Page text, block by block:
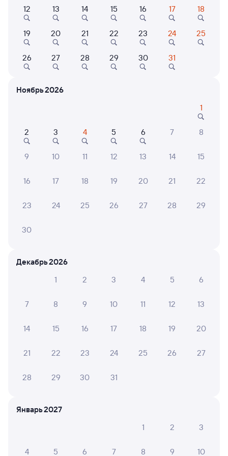
Самый быстрый
092М Таврия Проходящий 8,7
09:43 11:15
Маршрут
Плацкарт
от 1 ⁠507 ⁠₽
Купе
1 ⁠984 ⁠₽ 5 ⁠466 ⁠₽
Выберите дату
Искать билеты
Отели в Севастополе
Путешественникам нравятся эти варианты
10
Турбаза Отель
Отзывы пассажиров Туту о поездах
12 13 14 15 16 17 18
19 20 21 22 23 24 25
26 27 28 29 30 31
Ноябрь 2026
1
2 3 4 5 6 7 8
9 10 11 12 13 14 15
16 17 18 19 20 21 22
23 24 25 26 27 28 29
30
Декабрь 2026
1
2 3 4 5 6
7 8 9 10 11 12 13
14 15 16 17 18 19 20
21 22 23 24 25 26 27
28 29 30 31
Январь 2027
1
2 3
4 5 6 7 8 9 10